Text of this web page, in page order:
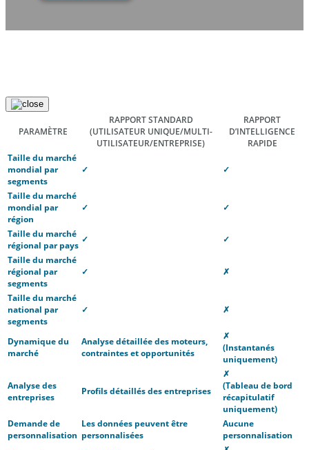
PARAMÈTRE
RAPPORT STANDARD
(UTILISATEUR UNIQUE/MULTI-
UTILISATEUR/ENTREPRISE)
RAPPORT
D’INTELLIGENCE
RAPIDE
Taille du marché
mondial par
segments
✓ ✓
Taille du marché
mondial par
région
✓ ✓
Taille du marché
régional par pays
✓
✓
Taille du marché
régional par
segments
✓ ✗
Taille du marché
national par
segments
✓ ✗
Dynamique du
marché
Analyse détaillée des moteurs,
contraintes et opportunités
✗
(Instantanés
uniquement)
Analyse des
entreprises
Profils détaillés des entreprises
✗
(Tableau de bord
récapitulatif
uniquement)
Demande de
personnalisation
Les données peuvent être
personnalisées
Aucune
personnalisation